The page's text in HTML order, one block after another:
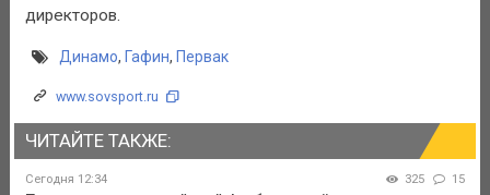
директоров.
Динамо, Гафин, Первак
www.sovsport.ru
ЧИТАЙТЕ ТАКЖЕ:
Сегодня 12:34 325 15